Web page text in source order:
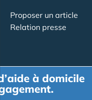
Proposer un article
Relation presse
à domicile